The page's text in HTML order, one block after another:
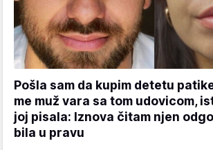
Pošla sam da kupim detetu
me muž vara sa tom udovicom,
joj pisala: Iznova čitam njen
bila u pravu